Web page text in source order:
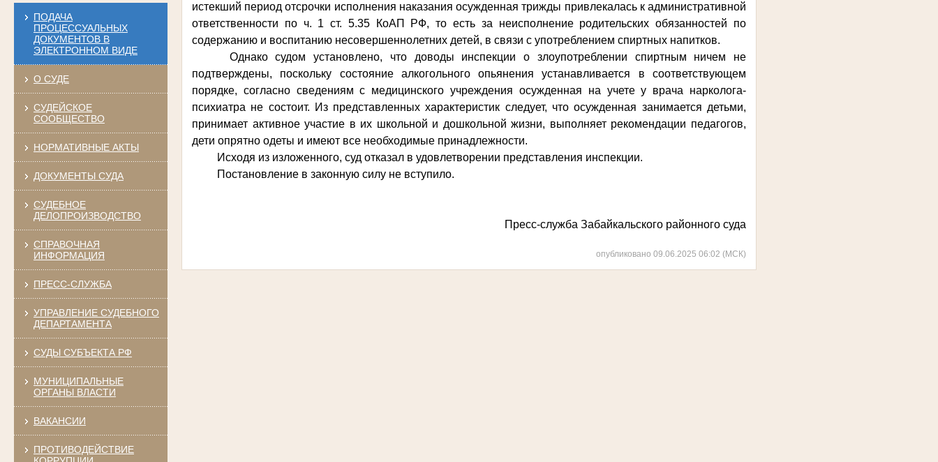
ПОДАЧА
ПРОЦЕССУАЛЬНЫХ
ДОКУМЕНТОВ В
ЭЛЕКТРОННОМ ВИДЕ
О СУДЕ
СУДЕЙСКОЕ
СООБЩЕСТВО
НОРМАТИВНЫЕ АКТЫ
ДОКУМЕНТЫ СУДА
СУДЕБНОЕ
ДЕЛОПРОИЗВОДСТВО
СПРАВОЧНАЯ
ИНФОРМАЦИЯ
ПРЕСС-СЛУЖБА
УПРАВЛЕНИЕ СУДЕБНОГО
ДЕПАРТАМЕНТА
СУДЫ СУБЪЕКТА РФ
МУНИЦИПАЛЬНЫЕ
ОРГАНЫ ВЛАСТИ
ВАКАНСИИ
ПРОТИВОДЕЙСТВИЕ
истекший период отсрочки исполнения наказания осужденная трижды привлекалась к административной
ответственности по ч. 1 ст. 5.35 КоАП РФ, то есть за неисполнение родительских обязанностей по
содержанию и воспитанию несовершеннолетних детей, в связи с употреблением спиртных напитков.
Однако судом установлено, что доводы инспекции о злоупотреблении спиртным ничем не
подтверждены, поскольку состояние алкогольного опьянения устанавливается в соответствующем
порядке, согласно сведениям с медицинского учреждения осужденная на учете у врача нарколога-
психиатра не состоит. Из представленных характеристик следует, что осужденная занимается детьми,
принимает активное участие в их школьной и дошкольной жизни, выполняет рекомендации педагогов,
дети опрятно одеты и имеют все необходимые принадлежности.
Исходя из изложенного, суд отказал в удовлетворении представления инспекции.
Постановление в законную силу не вступило.
Пресс-служба Забайкальского районного суда
опубликовано 09.06.2025 06:02 (МСК)